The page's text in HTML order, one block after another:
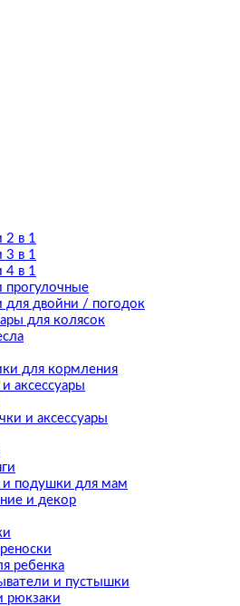
2 в 1
3 в 1
4 в 1
прогулочные
для двойни / погодок
для колясок
для кормления
и аксессуары
и аксессуары
и подушки для мам
и декор
ребенка
и пустышки
рюкзаки